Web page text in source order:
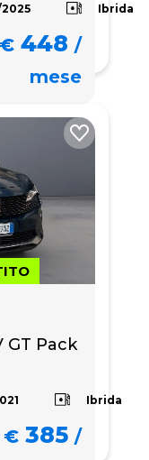
Ibrida
€ 448 /
mese
GT Pack
Ibrida
€ 385 /